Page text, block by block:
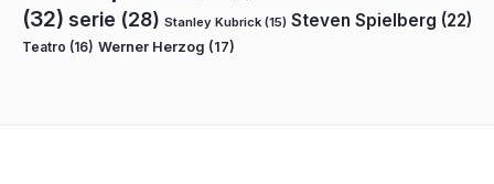
(32) serie (28) Stanley Kubrick (15) Steven Spielberg (22)
Teatro (16) Werner Herzog (17)